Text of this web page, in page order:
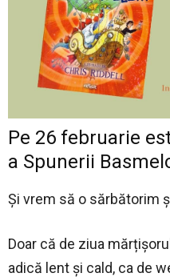
Pe 26 februarie
a Spunerii
Și vrem să o sărbătorim
Doar că de ziua
adică lent și cald, ca de